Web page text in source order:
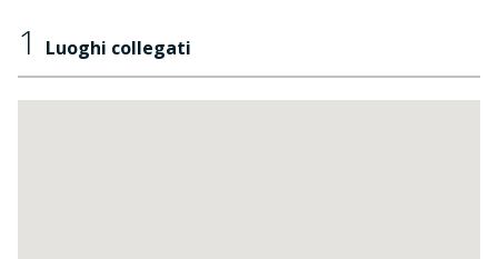
1 Luoghi collegati